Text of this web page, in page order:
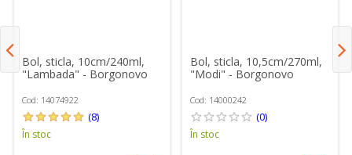
Bol, sticla, 10cm/240ml,
"Lambada" - Borgonovo
Cod: 14074922
(8)
În stoc
Bol, sticla, 10,5cm/270ml,
"Modi" - Borgonovo
Cod: 14000242
(0)
În stoc